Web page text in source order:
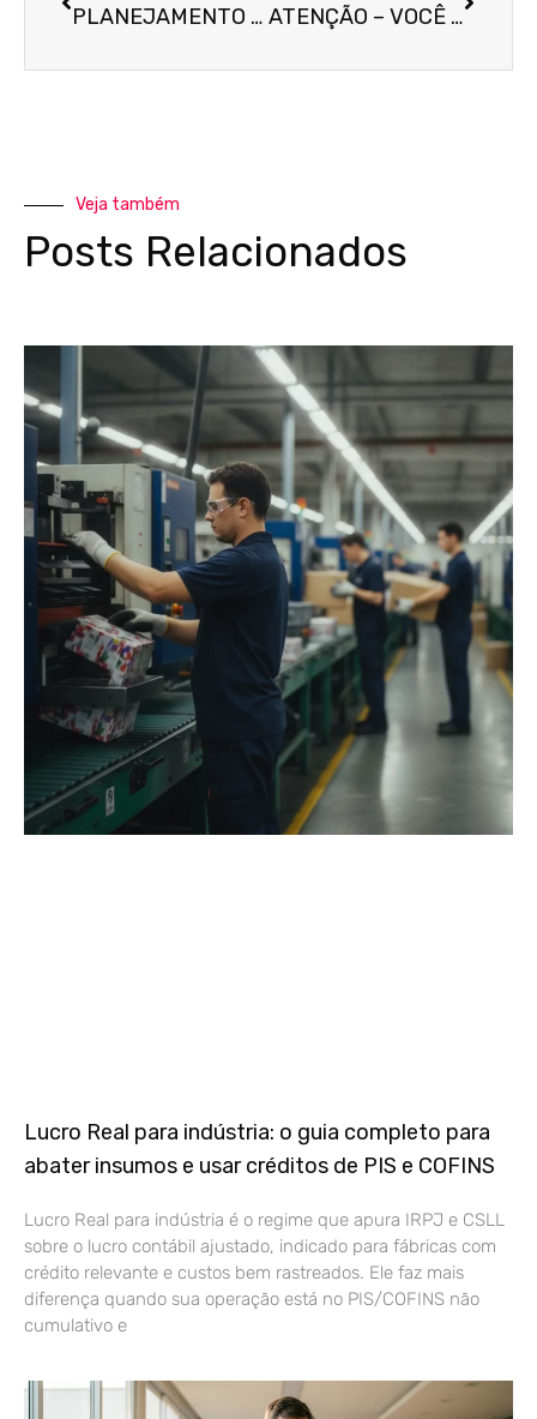
PLANEJAMENTO TRIBUTÁRIO? NÓS PODEMOS AJUDAR! ATENÇÃO – VOCÊ RECEBEU UMA CARTA DA RECEITA FEDERAL?
Veja também
Posts Relacionados
Lucro Real para indústria: o guia completo para
abater insumos e usar créditos de PIS e COFINS
Lucro Real para indústria é o regime que apura IRPJ e CSLL
sobre o lucro contábil ajustado, indicado para fábricas com
crédito relevante e custos bem rastreados. Ele faz mais
diferença quando sua operação está no PIS/COFINS não
cumulativo e